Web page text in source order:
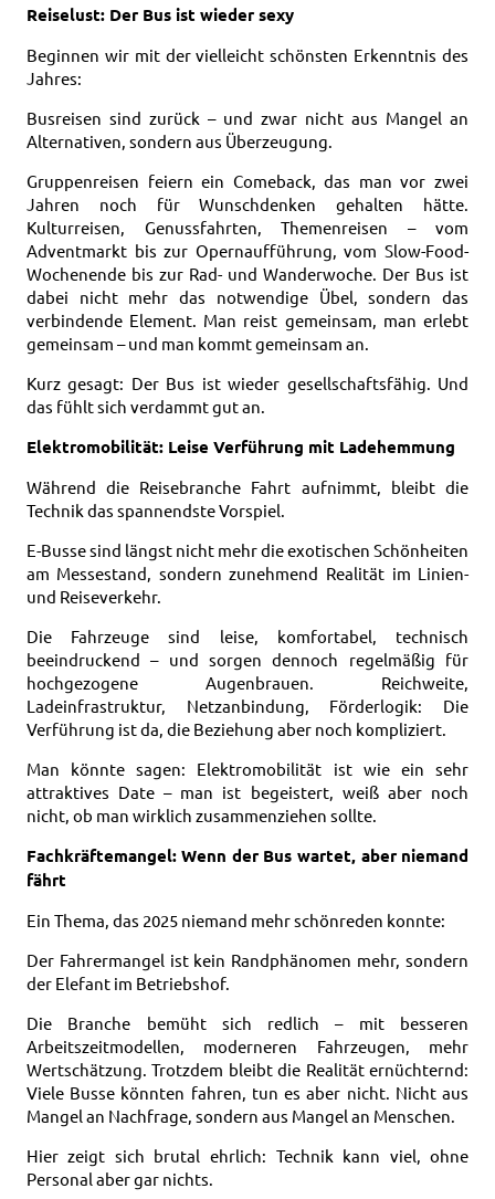
Reiselust: Der Bus ist wieder sexy
Beginnen wir mit der vielleicht schönsten Erkenntnis des
Jahres:
Busreisen sind zurück – und zwar nicht aus Mangel an
Alternativen, sondern aus Überzeugung.
Gruppenreisen feiern ein Comeback, das man vor zwei
Jahren noch für Wunschdenken gehalten hätte.
Kulturreisen, Genussfahrten, Themenreisen – vom
Adventmarkt bis zur Opernaufführung, vom Slow-Food-
Wochenende bis zur Rad- und Wanderwoche. Der Bus ist
dabei nicht mehr das notwendige Übel, sondern das
verbindende Element. Man reist gemeinsam, man erlebt
gemeinsam – und man kommt gemeinsam an.
Kurz gesagt: Der Bus ist wieder gesellschaftsfähig. Und
das fühlt sich verdammt gut an.
Elektromobilität: Leise Verführung mit Ladehemmung
Während die Reisebranche Fahrt aufnimmt, bleibt die
Technik das spannendste Vorspiel.
E-Busse sind längst nicht mehr die exotischen Schönheiten
am Messestand, sondern zunehmend Realität im Linien-
und Reiseverkehr.
Die Fahrzeuge sind leise, komfortabel, technisch
beeindruckend – und sorgen dennoch regelmäßig für
hochgezogene Augenbrauen. Reichweite,
Ladeinfrastruktur, Netzanbindung, Förderlogik: Die
Verführung ist da, die Beziehung aber noch kompliziert.
Man könnte sagen: Elektromobilität ist wie ein sehr
attraktives Date – man ist begeistert, weiß aber noch
nicht, ob man wirklich zusammenziehen sollte.
Fachkräftemangel: Wenn der Bus wartet, aber niemand
fährt
Ein Thema, das 2025 niemand mehr schönreden konnte:
Der Fahrermangel ist kein Randphänomen mehr, sondern
der Elefant im Betriebshof.
Die Branche bemüht sich redlich – mit besseren
Arbeitszeitmodellen, moderneren Fahrzeugen, mehr
Wertschätzung. Trotzdem bleibt die Realität ernüchternd:
Viele Busse könnten fahren, tun es aber nicht. Nicht aus
Mangel an Nachfrage, sondern aus Mangel an Menschen.
Hier zeigt sich brutal ehrlich: Technik kann viel, ohne
Personal aber gar nichts.